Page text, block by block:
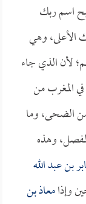
اسم ربك
الأعلى، وهي
لأن الذي جاء
المغرب من
الضحى، وما
وهذه
بن عبد الله
وإذامعاذ بن